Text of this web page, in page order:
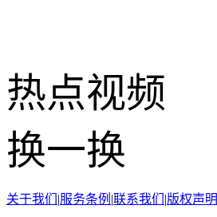
热点视频
换一换
关于我们 |服务条例 |联系我们 |版权声明